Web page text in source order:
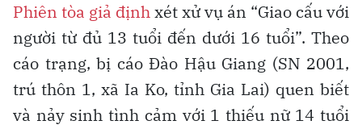
Phiên tòa giả địnhxét xử vụ án “Giao cấu với
người từ đủ 13 tuổi đến dưới 16 tuổi”. Theo
cáo trạng, bị cáo Đào Hậu Giang (SN 2001,
trú thôn 1, xã Ia Ko, tỉnh Gia Lai) quen biết
và nảy sinh tình cảm với 1 thiếu nữ 14 tuổi